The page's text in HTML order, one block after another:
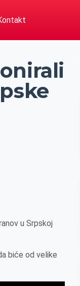
u Srpskoj
biće od velike